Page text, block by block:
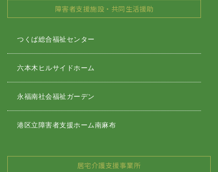
障害者支援施設・共同生活援助
つくば総合福祉センター
六本木ヒルサイドホーム
永福南社会福祉ガーデン
港区立障害者支援ホーム南麻布
居宅介護支援事業所